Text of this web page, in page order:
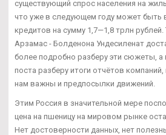
существующий спрос населения на
что уже в следующем году может быть
кредитов на сумму 1,7—1,8 трлн
Арзамас - Болденона Ундесиленат
более подробно разберу эти сюжеты, а
поста разберу итоги отчётов
нам важны и предпосылки движений.
Этим Россия в значительной мере
цена на пшеницу на мировом рынке
Нет достоверности данных, нет